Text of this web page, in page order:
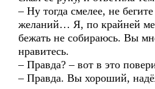
– Ну тогда смелее, не
желаний… Я, по крайней
бежать не собираюсь. Вы
нравитесь.
– Правда? – вот в это
– Правда. Вы хороший,